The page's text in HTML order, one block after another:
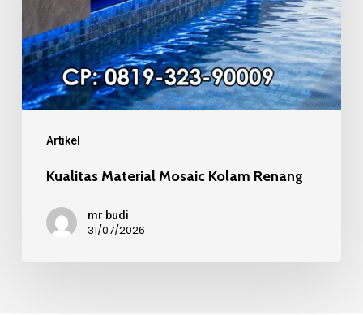
Artikel
Renang
Kualitas Material Mosaic Kolam Renang
mr budi
31/07/2026